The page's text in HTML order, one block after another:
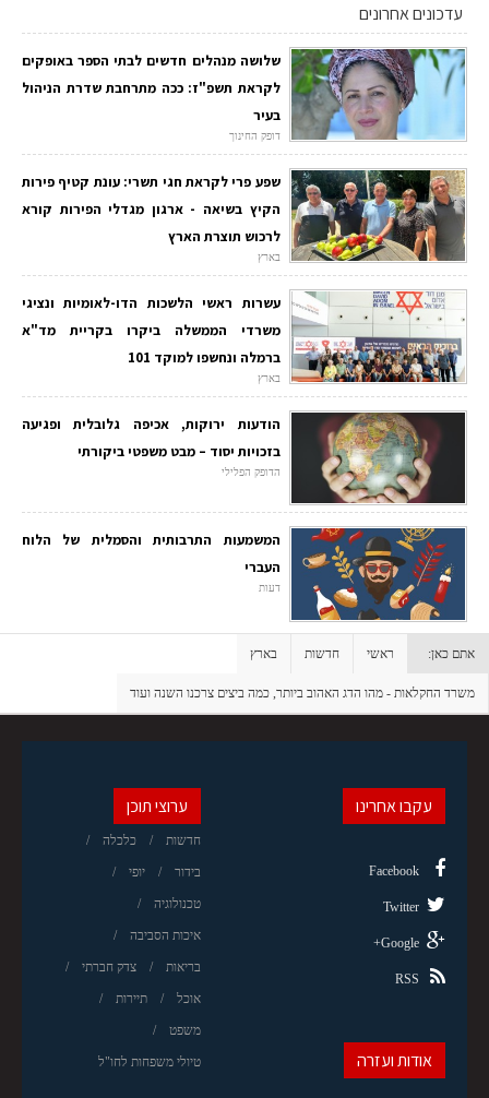
עדכונים אחרונים
שלושה מנהלים חדשים לבתי הספר באופקים
לקראת תשפ"ז: ככה מתרחבת שדרת הניהול
בעיר
דופק החינוך
שפע פרי לקראת חגי תשרי: עונת קטיף פירות
הקיץ בשיאה - ארגון מגדלי הפירות קורא
לרכוש תוצרת הארץ
בארץ
עשרות ראשי הלשכות הדו-לאומיות ונציגי
משרדי הממשלה ביקרו בקריית מד"א
ברמלה ונחשפו למוקד 101
בארץ
הודעות ירוקות, אכיפה גלובלית ופגיעה
בזכויות יסוד – מבט משפטי ביקורתי
הדופק הפלילי
המשמעות התרבותית והסמלית של הלוח
העברי
דעות
אתם כאן: ראשי חדשות בארץ
משרד החקלאות - מהו הדג האהוב ביותר, כמה ביצים צרכנו השנה ועוד
ערוצי תוכן
חדשות כלכלה
בידור יופי
טכנולוגיה
איכות הסביבה
בריאות צדק חברתי
אוכל תיירות
משפט
טיולי משפחות לחו"ל
עקבו אחרינו
Facebook
Twitter
Google+
RSS
אודות ועזרה